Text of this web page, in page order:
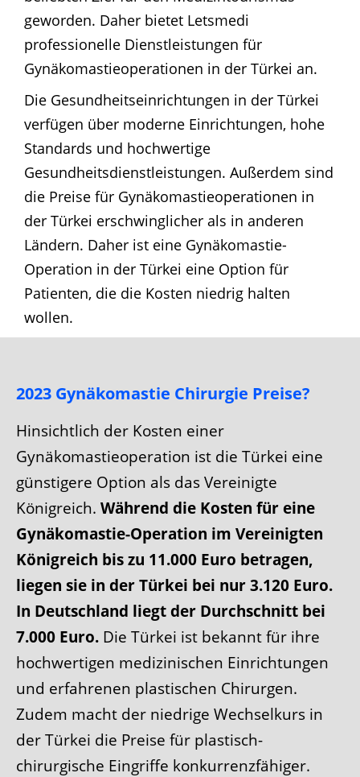
geworden. Daher bietet Letsmedi
professionelle Dienstleistungen für
Gynäkomastieoperationen in der Türkei an.
Die Gesundheitseinrichtungen in der Türkei
verfügen über moderne Einrichtungen, hohe
Standards und hochwertige
Gesundheitsdienstleistungen. Außerdem sind
die Preise für Gynäkomastieoperationen in
der Türkei erschwinglicher als in anderen
Ländern. Daher ist eine Gynäkomastie-
Operation in der Türkei eine Option für
Patienten, die die Kosten niedrig halten
wollen.
2023 Gynäkomastie Chirurgie Preise?
Hinsichtlich der Kosten einer
Gynäkomastieoperation ist die Türkei eine
günstigere Option als das Vereinigte
Königreich. Während die Kosten für eine
Gynäkomastie-Operation im Vereinigten
Königreich bis zu 11.000 Euro betragen,
liegen sie in der Türkei bei nur 3.120 Euro.
In Deutschland liegt der Durchschnitt bei
7.000 Euro. Die Türkei ist bekannt für ihre
hochwertigen medizinischen Einrichtungen
und erfahrenen plastischen Chirurgen.
Zudem macht der niedrige Wechselkurs in
der Türkei die Preise für plastisch-
chirurgische Eingriffe konkurrenzfähiger.